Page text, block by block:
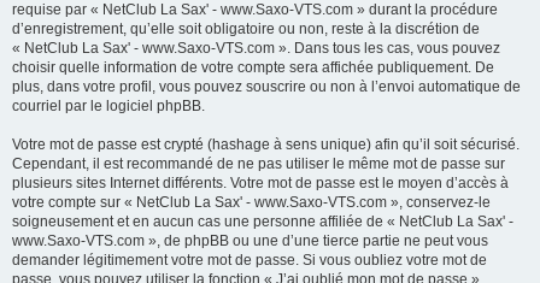
requise par « NetClub La Sax' - www.Saxo-VTS.com » durant la procédure
d’enregistrement, qu’elle soit obligatoire ou non, reste à la discrétion de
« NetClub La Sax' - www.Saxo-VTS.com ». Dans tous les cas, vous pouvez
choisir quelle information de votre compte sera affichée publiquement. De
plus, dans votre profil, vous pouvez souscrire ou non à l’envoi automatique de
courriel par le logiciel phpBB.
Votre mot de passe est crypté (hashage à sens unique) afin qu’il soit sécurisé.
Cependant, il est recommandé de ne pas utiliser le même mot de passe sur
plusieurs sites Internet différents. Votre mot de passe est le moyen d’accès à
votre compte sur « NetClub La Sax' - www.Saxo-VTS.com », conservez-le
soigneusement et en aucun cas une personne affiliée de « NetClub La Sax' -
www.Saxo-VTS.com », de phpBB ou une d’une tierce partie ne peut vous
demander légitimement votre mot de passe. Si vous oubliez votre mot de
passe, vous pouvez utiliser la fonction « J’ai oublié mon mot de passe »